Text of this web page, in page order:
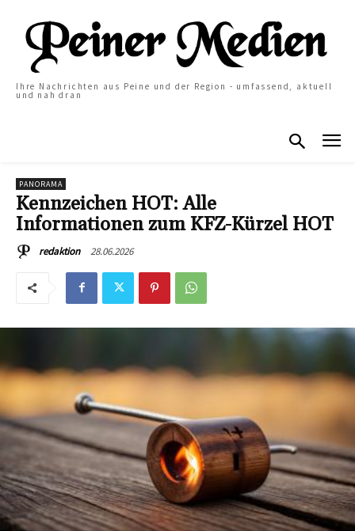
Ihre Nachrichten aus Peine und der Region - umfassend, aktuell
und nah dran
PANORAMA
Kennzeichen HOT: Alle
Informationen zum KFZ-Kürzel HOT
redaktion 28.06.2026